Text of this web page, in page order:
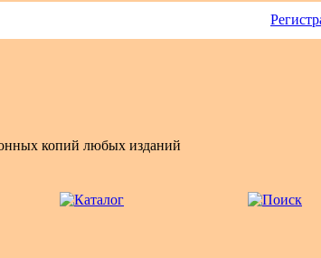
копий любых изданий